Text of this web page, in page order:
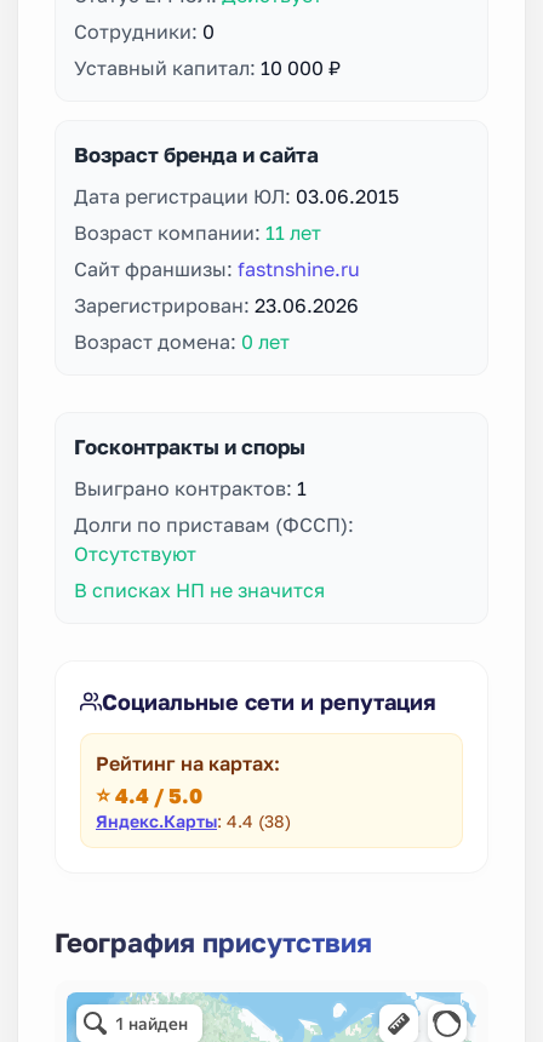
Сотрудники: 0
Уставный капитал: 10 000 ₽
Возраст бренда и сайта
Дата регистрации ЮЛ: 03.06.2015
Возраст компании: 11 лет
Сайт франшизы: fastnshine.ru
Зарегистрирован: 23.06.2026
Возраст домена: 0 лет
Госконтракты и споры
Выиграно контрактов: 1
Долги по приставам (ФССП):
Отсутствуют
В списках НП не значится
Социальные сети и репутация
Рейтинг на картах:
⭐ 4.4 / 5.0
Яндекс.Карты: 4.4 (38)
География присутствия